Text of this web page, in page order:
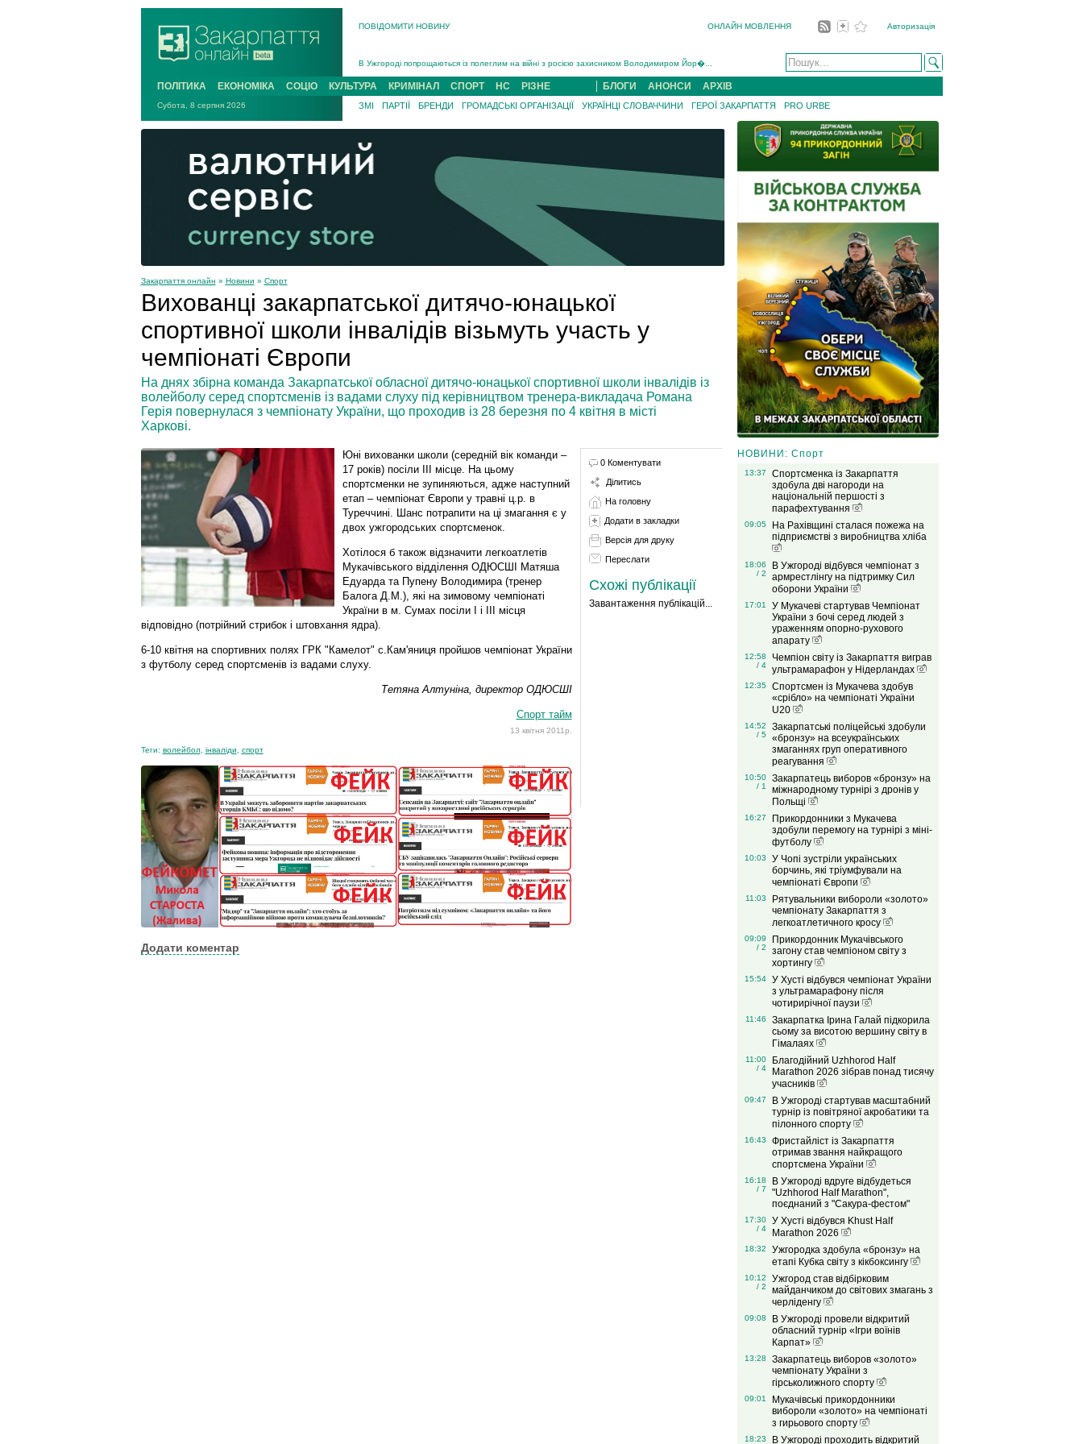
ПОВІДОМИТИ НОВИНУ ОНЛАЙН МОВЛЕННЯ Авторизація
В Ужгороді попрощаються із полеглим на війні з росією захисником Володимиром Йор�...
В Ужгороді 5 серпня попрощаються із захисником Богданом Югасом, який два роки �...
Підтвердили загибель захисника із Нанкова на Хустщині Юліана Гербея (ФОТО)[/gree...
На війні з рф поліг військовий з Виноградова Ігнат Роздяловський (ФОТО)...
На Хустщині внаслідок ДТП за участі трьох авто постраждали 13 людей (ФОТО)...
Інструктора районного ТЦК на Закарпатті судитимуть за обвинувачен...
ПОЛІТИКА ЕКОНОМІКА СОЦІО КУЛЬТУРА КРИМІНАЛ СПОРТ НС РІЗНЕ БЛОГИ АНОНСИ АРХІВ
Субота, 8 серпня 2026 ЗМІ ПАРТІЇ БРЕНДИ ГРОМАДСЬКІ ОРГАНІЗАЦІЇ УКРАЇНЦІ СЛОВАЧЧИНИ ГЕРОЇ ЗАКАРПАТТЯ PRO URBE
Закарпаття онлайн » Новини » Спорт
Вихованці закарпатської дитячо-юнацької
спортивної школи інвалідів візьмуть участь у
чемпіонаті Європи
На днях збірна команда Закарпатської обласної дитячо-юнацької спортивної школи інвалідів із
волейболу серед спортсменів із вадами слуху під керівництвом тренера-викладача Романа
Герія повернулася з чемпіонату України, що проходив із 28 березня по 4 квітня в місті
Харкові.
Юні вихованки школи (середній вік команди –
17 років) посіли ІІІ місце. На цьому
спортсменки не зупиняються, адже наступний
етап – чемпіонат Європи у травні ц.р. в
Туреччині. Шанс потрапити на ці змагання є у
двох ужгородських спортсменок.
Хотілося б також відзначити легкоатлетів
Мукачівського відділення ОДЮСШІ Матяша
Едуарда та Пупену Володимира (тренер
Балога Д.М.), які на зимовому чемпіонаті
України в м. Сумах посіли І і ІІІ місця
відповідно (потрійний стрибок і штовхання ядра).
6-10 квітня на спортивних полях ГРК "Камелот" с.Кам'яниця пройшов чемпіонат України
з футболу серед спортсменів із вадами слуху.
Тетяна Алтуніна, директор ОДЮСШІ
Спорт тайм
13 квітня 2011р.
Теги: волейбол, інваліди спорт
Додати коментар
0 Коментувати
Ділитись
На головну
Додати в закладки
Версія для друку
Переслати
Схожі публікації
Завантаження публікацій...
НОВИНИ: Спорт
13:37
Спортсменка із Закарпаття
здобула дві нагороди на
національній першості з
парафехтування
09:05
На Рахівщині сталася пожежа на
підприємстві з виробництва хліба
18:06
/ 2
В Ужгороді відбувся чемпіонат з
армрестлінгу на підтримку Сил
оборони України
17:01
У Мукачеві стартував Чемпіонат
України з бочі серед людей з
ураженням опорно-рухового
апарату
12:58
/ 4
Чемпіон світу із Закарпаття виграв
ультрамарафон у Нідерландах
12:35
Спортсмен із Мукачева здобув
«срібло» на чемпіонаті України
U20
14:52
/ 5
Закарпатські поліцейські здобули
«бронзу» на всеукраїнських
змаганнях груп оперативного
реагування
10:50
/ 1
Закарпатець виборов «бронзу» на
міжнародному турнірі з дронів у
Польщі
16:27
Прикордонники з Мукачева
здобули перемогу на турнірі з міні-
футболу
10:03
У Чопі зустріли українських
борчинь, які тріумфували на
чемпіонаті Європи
11:03
Рятувальники вибороли «золото»
чемпіонату Закарпаття з
легкоатлетичного кросу
09:09
/ 2
Прикордонник Мукачівського
загону став чемпіоном світу з
хортингу
15:54
У Хусті відбувся чемпіонат України
з ультрамарафону після
чотирирічної паузи
11:46
Закарпатка Ірина Галай підкорила
сьому за висотою вершину світу в
Гімалаях
11:00
/ 4
Благодійний Uzhhorod Half
Marathon 2026 зібрав понад тисячу
учасників
09:47
В Ужгороді стартував масштабний
турнір із повітряної акробатики та
пілонного спорту
16:43
Фристайліст із Закарпаття
отримав звання найкращого
спортсмена України
16:18
/ 7
В Ужгороді вдруге відбудеться
"Uzhhorod Half Marathon",
поєднаний з "Сакура-фестом"
17:30
/ 4
У Хусті відбувся Khust Half
Marathon 2026
18:32
Ужгородка здобула «бронзу» на
етапі Кубка світу з кікбоксингу
10:12
/ 2
Ужгород став відбірковим
майданчиком до світових змагань з
черліденгу
09:08
В Ужгороді провели відкритий
обласний турнір «Ігри воїнів
Карпат»
13:28
Закарпатець виборов «золото»
чемпіонату України з
гірськолижного спорту
09:01
Мукачівські прикордонники
вибороли «золото» на чемпіонаті
з гирьового спорту
18:23
В Ужгороді проходить відкритий